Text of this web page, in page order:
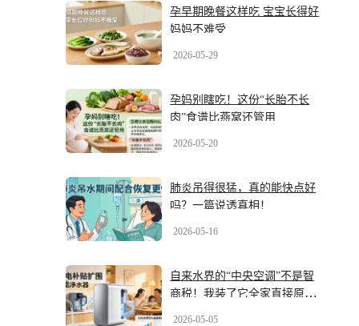
孕早期晚餐这样吃 宝宝长得好
妈妈不难受
2026-05-29
孕妈别瞎吃！这份“长胎不长
肉”食谱比燕窝还管用
2026-05-20
肺炎吊得很猛，真的能快点好
吗？一篇说透真相！
2026-05-16
自来水界的“中央空调”不是智
商税！我装了它全家直接原地
2026-05-05